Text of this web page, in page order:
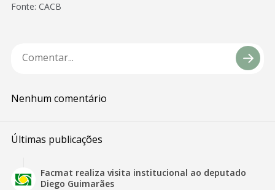
Fonte: CACB
Nenhum comentário
Últimas publicações
Facmat realiza visita institucional ao deputado
Diego Guimarães